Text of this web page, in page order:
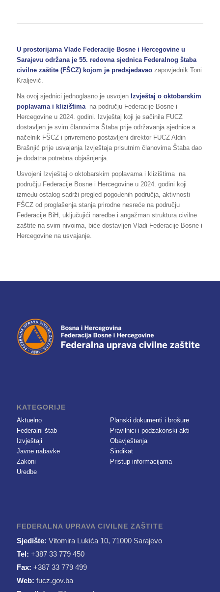
U prostorijama Vlade Federacije Bosne i Hercegovine u
Sarajevu održana je 55. redovna sjednica Federalnog štaba
civilne zaštite (FŠCZ) kojom je predsjedavaozapovjednik Toni
Kraljević.
Na ovoj sjednici jednoglasno je usvojen Izvještaj o oktobarskim
poplavama i klizištima na području Federacije Bosne i
Hercegovine u 2024. godini. Izvještaj koji je sačinila FUCZ
dostavljen je svim članovima Štaba prije održavanja sjednice a
načelnik FŠCZ i privremeno postavljeni direktor FUCZ Aldin
Brašnjić prije usvajanja Izvještaja prisutnim članovima Štaba dao
je dodatna potrebna objašnjenja.
Usvojeni Izvještaj o oktobarskim poplavama i klizištima na
području Federacije Bosne i Hercegovine u 2024. godini koji
između ostalog sadrži pregled pogođenih područja, aktivnosti
FŠCZ od proglašenja stanja prirodne nesreće na području
Federacije BiH, uključujići naredbe i angažman struktura civilne
zaštite na svim nivoima, biće dostavljen Vladi Federacije Bosne i
Hercegovine na usvajanje.
KATEGORIJE
Aktuelno
Federalni štab
Izvještaji
Javne nabavke
Zakoni
Uredbe
Planski dokumenti i brošure
Pravilnici i podzakonski akti
Obavještenja
Sindikat
Pristup informacijama
FEDERALNA UPRAVA CIVILNE ZAŠTITE
Sjedište: Vitomira Lukića 10, 71000 Sarajevo
Tel: +387 33 779 450
Fax: +387 33 779 499
Web: fucz.gov.ba